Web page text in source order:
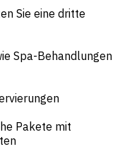
Sie eine dritte
Spa-Behandlungen
Pakete mit